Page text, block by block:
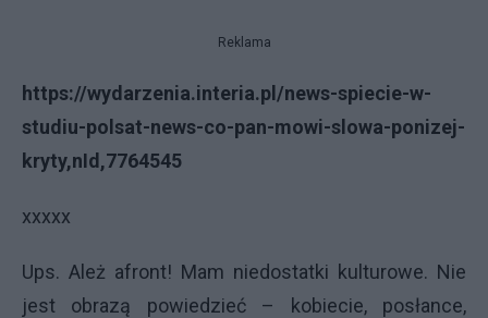
Reklama
https://wydarzenia.interia.pl/news-spiecie-w-
studiu-polsat-news-co-pan-mowi-slowa-ponizej-
kryty,nId,7764545
xxxxx
Ups. Ależ afront! Mam niedostatki kulturowe. Nie
jest obrazą powiedzieć – kobiecie, posłance,